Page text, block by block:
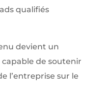
qualifiés
devient un
de soutenir
l’entreprise sur le